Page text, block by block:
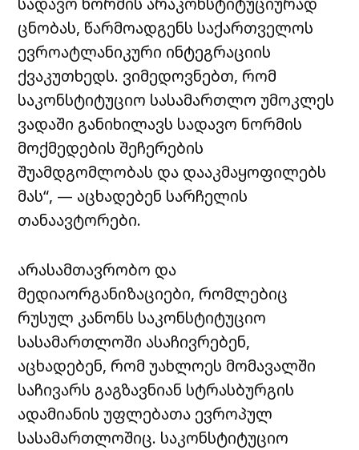
ცნობას, წარმოადგენს საქართველოს
ევროატლანიკური ინტეგრაციის
ქვაკუთხედს. ვიმედოვნებთ, რომ
საკონსტიტუციო სასამართლო უმოკლეს
ვადაში განიხილავს სადავო ნორმის
მოქმედების შეჩერების
შუამდგომლობას და დააკმაყოფილებს
მას“, — აცხადებენ სარჩელის
თანაავტორები.
არასამთავრობო და
მედიაორგანიზაციები, რომლებიც
რუსულ კანონს საკონსტიტუციო
სასამართლოში ასაჩივრებენ,
აცხადებენ, რომ უახლოეს მომავალში
საჩივარს გაგზავნიან სტრასბურგის
ადამიანის უფლებათა ევროპულ
სასამართლოშიც. საკონსტიტუციო